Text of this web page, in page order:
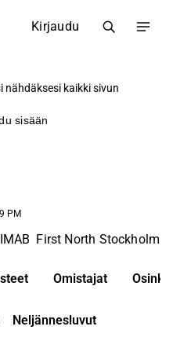
Kirjaudu
nähdäksesi kaikki sivun
sisään
PM
First North Stockholm
Omistajat Osinko
Neljännesluvut